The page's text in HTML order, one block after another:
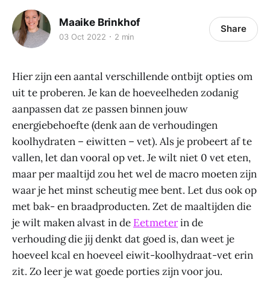
Maaike Brinkhof
03 Oct 2022 2 min
Share
Hier zijn een aantal verschillende ontbijt opties om
uit te proberen. Je kan de hoeveelheden zodanig
aanpassen dat ze passen binnen jouw
energiebehoefte (denk aan de verhoudingen
koolhydraten – eiwitten – vet). Als je probeert af te
vallen, let dan vooral op vet. Je wilt niet 0 vet eten,
maar per maaltijd zou het wel de macro moeten zijn
waar je het minst scheutig mee bent. Let dus ook op
met bak- en braadproducten. Zet de maaltijden die
je wilt maken alvast in de Eetmeterin de
verhouding die jij denkt dat goed is, dan weet je
hoeveel kcal en hoeveel eiwit-koolhydraat-vet erin
zit. Zo leer je wat goede porties zijn voor jou.